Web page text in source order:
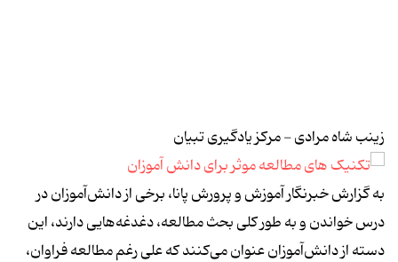
زینب شاه مرادی - مرکز یادگیری تبیان
به گزارش خبرنگار آموزش و پرورش پانا، برخی از دانش‌آموزان در
درس خواندن و به طور کلی بحث مطالعه، دغدغه‌هایی دارند، این
دسته از دانش‌آموزان عنوان می‌کنند که علی رغم مطالعه فراوان،